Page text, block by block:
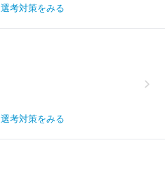
選考対策をみる
選考対策をみる